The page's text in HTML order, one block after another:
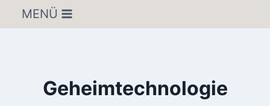
MENÜ
Geheimtechnologie